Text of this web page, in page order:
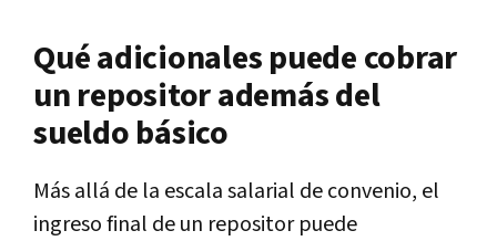
Qué adicionales puede cobrar
un repositor además del
sueldo básico
Más allá de la escala salarial de convenio, el
ingreso final de un repositor puede